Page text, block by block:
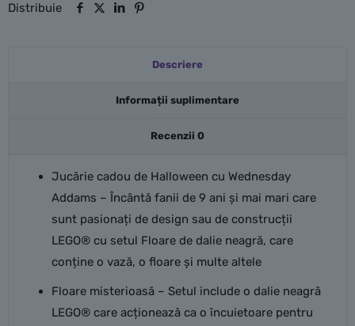
Distribuie
Descriere
Informații suplimentare
Recenzii 0
Jucărie cadou de Halloween cu Wednesday
Addams – Încântă fanii de 9 ani și mai mari care
sunt pasionați de design sau de construcții
LEGO® cu setul Floare de dalie neagră, care
conține o vază, o floare și multe altele
Floare misterioasă – Setul include o dalie neagră
LEGO® care acționează ca o încuietoare pentru